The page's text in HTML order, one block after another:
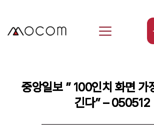
중앙일보 ” 100인치 화면 가
긴다” – 050512